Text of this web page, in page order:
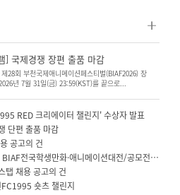
] 국제경쟁 장편 출품 마감
28회 부천국제애니메이션페스티벌(BIAF2026) 장
년 7월 31일(금) 23:59(KST)를 끝으로...
RED 크리에이터 챌린지' 수상자 발표
단편 출품 마감
공고의 건
[BIAF2026 학생대전] 제26회 BIAF전국학생만화·애니메이션대전/공모전 작품반환안내
탭 채용 공고의 건
숏츠 챌린지